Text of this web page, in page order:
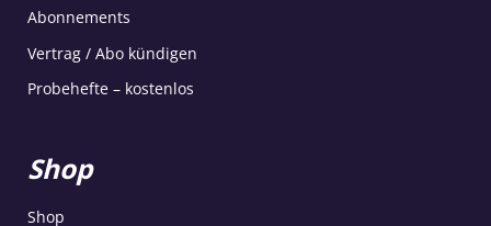
Abonnements
Vertrag / Abo kündigen
Probehefte – kostenlos
Shop
Shop